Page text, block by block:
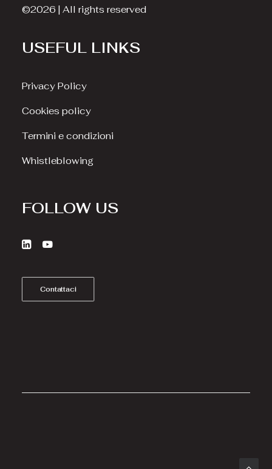
©2026 | All rights reserved
USEFUL LINKS
Privacy Policy
Cookies policy
Termini e condizioni
Whistleblowing
FOLLOW US
Contattaci